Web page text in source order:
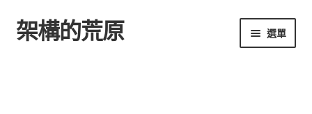
跳
至
跳
至
架構的荒原 選單